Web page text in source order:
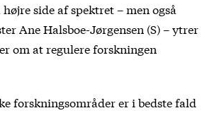
side af spektret – men også
Ane Halsboe-Jørgensen (S) – ytrer
om at regulere forskningen
forskningsområder er i bedste fald